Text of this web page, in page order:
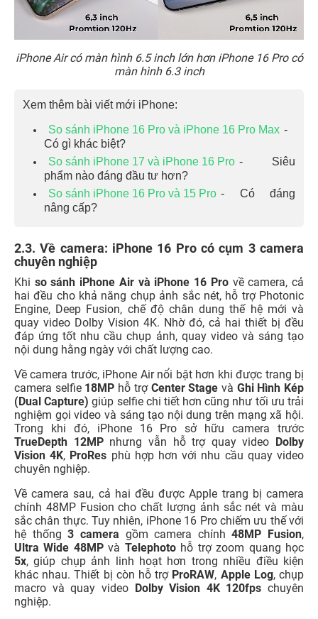
iPhone Air có màn hình 6.5 inch lớn hơn iPhone 16 Pro có
màn hình 6.3 inch
Xem thêm bài viết mới iPhone:
So sánh iPhone 16 Pro và iPhone 16 Pro Max -
Có gì khác biệt?
So sánh iPhone 17 và iPhone 16 Pro - Siêu
phẩm nào đáng đầu tư hơn?
So sánh iPhone 16 Pro và 15 Pro - Có đáng
nâng cấp?
2.3. Về camera: iPhone 16 Pro có cụm 3 camera
chuyên nghiệp
Khi so sánh iPhone Air và iPhone 16 Provề camera, cả
hai đều cho khả năng chụp ảnh sắc nét, hỗ trợ Photonic
Engine, Deep Fusion, chế độ chân dung thế hệ mới và
quay video Dolby Vision 4K. Nhờ đó, cả hai thiết bị đều
đáp ứng tốt nhu cầu chụp ảnh, quay video và sáng tạo
nội dung hằng ngày với chất lượng cao.
Về camera trước, iPhone Air nổi bật hơn khi được trang bị
camera selfie 18MP hỗ trợ Center Stage và Ghi Hình Kép
(Dual Capture) giúp selfie chi tiết hơn cũng như tối ưu trải
nghiệm gọi video và sáng tạo nội dung trên mạng xã hội.
Trong khi đó, iPhone 16 Pro sở hữu camera trước
TrueDepth 12MPnhưng vẫn hỗ trợ quay video
Dolby
Vision 4K, ProRes phù hợp hơn với nhu cầu quay video
chuyên nghiệp.
Về camera sau, cả hai đều được Apple trang bị camera
chính 48MP Fusion cho chất lượng ảnh sắc nét và màu
sắc chân thực. Tuy nhiên, iPhone 16 Pro chiếm ưu thế với
hệ thống3 camera gồm camera chính48MP Fusion,
Ultra Wide 48MPvà Telephotohỗ trợ zoom quang học
5x, giúp chụp ảnh linh hoạt hơn trong nhiều điều kiện
khác nhau. Thiết bị còn hỗ trợ ProRAW, Apple Log, chụp
macro và quay video
Dolby Vision 4K 120fps chuyên
nghiệp.